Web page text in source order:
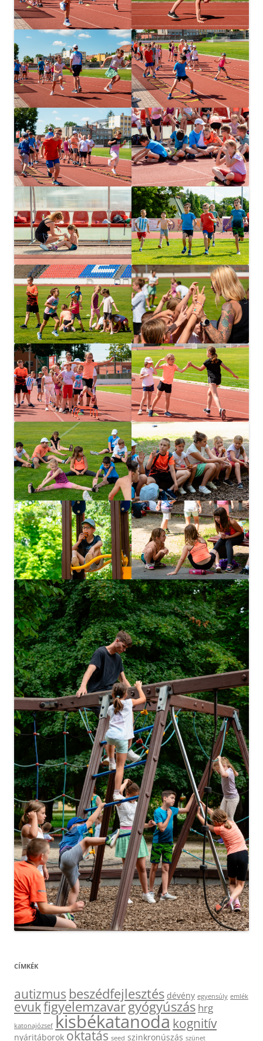
CÍMKÉK
autizmus beszédfejlesztés dévény egyensúly emlék
evukfigyelemzavargyógyúszás hrg
katonajózsef kisbékatanodakognitív
nyáritáborok oktatás seed szinkronúszás szünet